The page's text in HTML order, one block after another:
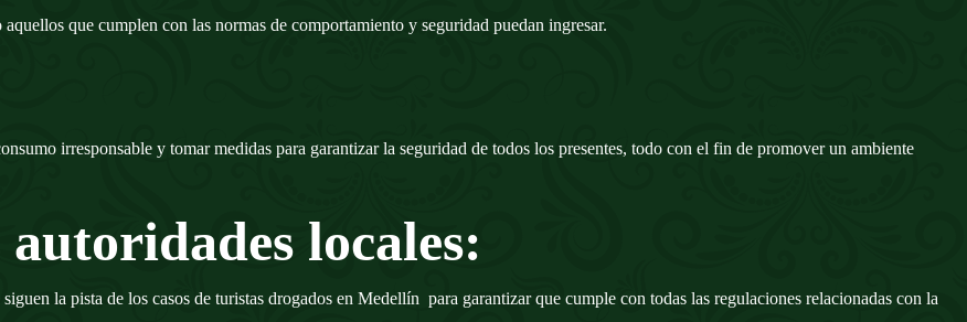
que cumplen con las normas de comportamiento y seguridad puedan ingresar.
irresponsable y tomar medidas para garantizar la seguridad de todos los presentes, todo con el fin de promover un ambiente
locales:
la pista de los casos de turistas drogados en Medellín para garantizar que cumple con todas las regulaciones relacionadas con la